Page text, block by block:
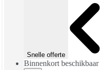
Snelle offerte
Binnenkort beschikbaar